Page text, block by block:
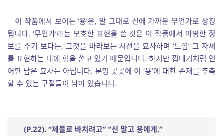
이 작품에서 보이는 ‘용’은, 말 그대로 신에 가까운 무언가로 상징
됩니다. ‘무언가’라는 모호한 표현을 쓴 것은 이 작품에서 마땅한 정
보를 주기 보다는, 그것을 바라보는 시선을 묘사하며 ‘느낌’ 그 자체
를 표현하는 데에 힘을 쏟고 있기 때문입니다. 하지만 껍데기처럼 언
어만 남은 묘사는 아닙니다. 분명 곳곳에 이 ‘용’에 대한 존재를 추측
할 수 있는 구절들이 남아 있습니다.
(P.22). “제물로 바치려고” “신 말고 용에게.”